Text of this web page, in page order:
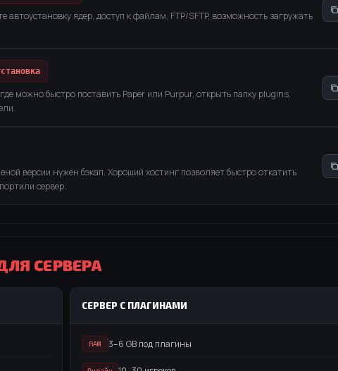
ядер, доступ к файлам, FTP/SFTP, возможность загружать
можно быстро поставить Paper или Purpur, открыть папку plugins,
версии нужен бэкап. Хороший хостинг позволяет быстро откатить
сервер.
СЕРВЕРА
СЕРВЕР С ПЛАГИНАМИ
RAM 3–6 GB под плагины